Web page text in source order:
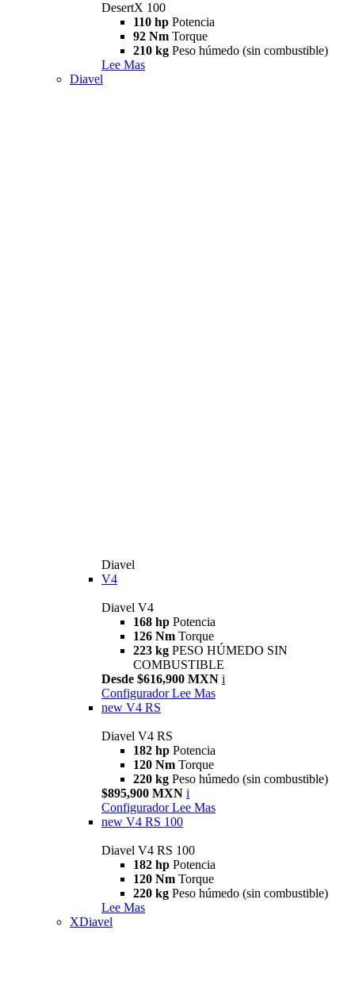
DesertX 100
110 hp Potencia
92 Nm Torque
210 kg Peso húmedo (sin combustible)
Lee Mas
Diavel
Diavel
V4
Diavel V4
168 hp Potencia
126 Nm Torque
223 kg PESO HÚMEDO SIN
COMBUSTIBLE
Desde $616,900 MXN i
Configurador Lee Mas
new V4 RS
Diavel V4 RS
182 hp Potencia
120 Nm Torque
220 kg Peso húmedo (sin combustible)
$895,900 MXN i
Configurador Lee Mas
new V4 RS 100
Diavel V4 RS 100
182 hp Potencia
120 Nm Torque
220 kg Peso húmedo (sin combustible)
Lee Mas
XDiavel